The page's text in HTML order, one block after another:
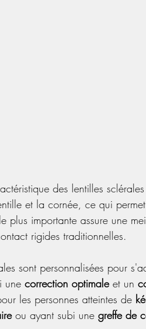
des lentilles
et la cornée, ce qui
plus importante assure une
rigides traditionnelles.
sont personnalisées pour
une correction optimale et un
les personnes atteintes de
ou ayant subi une greffe de